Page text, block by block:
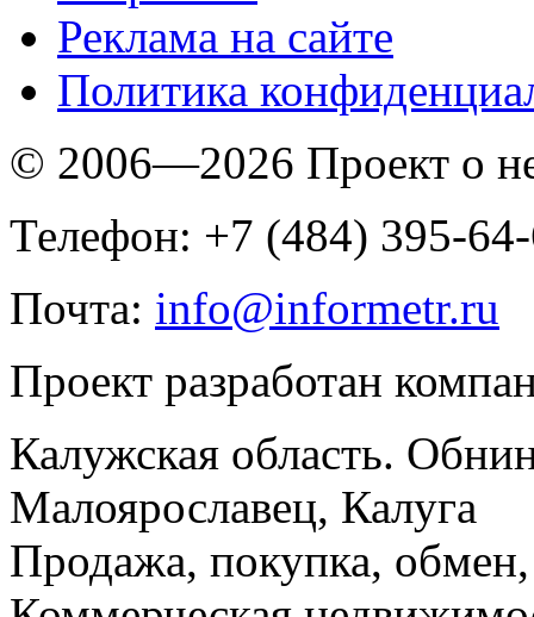
Реклама на сайте
Политика
© 2006—2026 Проект о
Телефон: +7 (484) 395-
Почта: info@informetr.ru
Проект разработан
Калужская область.
Малоярославец, Калуга
Продажа, покупка, обмен,